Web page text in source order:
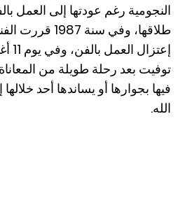
النجومية رغم عودتها إلى العمل
طلاقها، وفي سنة
توفيت بعد رحلة طويلة من
فيها بجوارها أو يساندها أحد خلالها
الله.